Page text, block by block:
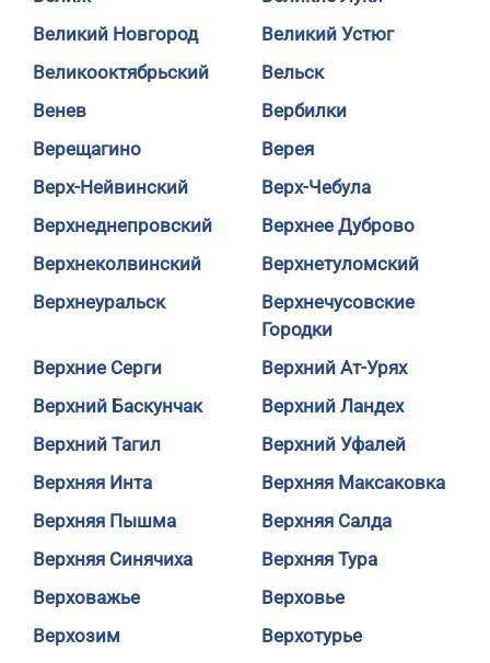
Великий Новгород
Великий Устюг
Великооктябрьский
Вельск
Венев
Вербилки
Верещагино
Верея
Верх-Нейвинский
Верх-Чебула
Верхнеднепровский
Верхнее Дуброво
Верхнеколвинский
Верхнетуломский
Верхнеуральск
Верхнечусовские
Городки
Верхние Серги
Верхний Ат-Урях
Верхний Баскунчак
Верхний Ландех
Верхний Тагил
Верхний Уфалей
Верхняя Инта
Верхняя Максаковка
Верхняя Пышма
Верхняя Салда
Верхняя Синячиха
Верхняя Тура
Верховажье
Верховье
Верхозим
Верхотурье